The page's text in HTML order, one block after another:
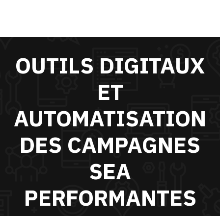
OUTILS DIGITAUX
ET
AUTOMATISATION
DES CAMPAGNES
SEA
PERFORMANTES